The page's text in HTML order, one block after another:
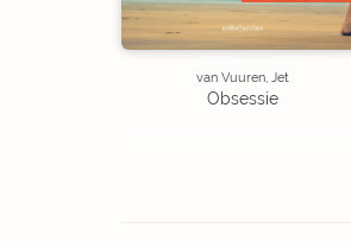
van Vuuren, Jet
Obsessie